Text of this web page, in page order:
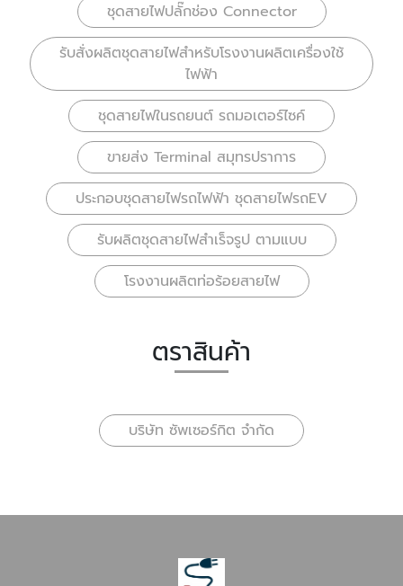
ชุดสายไฟปลั๊กช่อง Connector
รับสั่งผลิตชุดสายไฟสำหรับโรงงานผลิตเครื่องใช้
ไฟฟ้า
ชุดสายไฟในรถยนต์ รถมอเตอร์ไซค์
ขายส่ง Terminal สมุทรปราการ
ประกอบชุดสายไฟรถไฟฟ้า ชุดสายไฟรถEV
รับผลิตชุดสายไฟสำเร็จรูป ตามแบบ
โรงงานผลิตท่อร้อยสายไฟ
ตราสินค้า
บริษัท ซัพเซอร์กิต จำกัด